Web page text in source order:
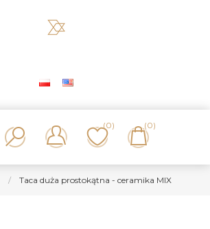
(0) (0)
/ Taca duża prostokątna - ceramika MIX